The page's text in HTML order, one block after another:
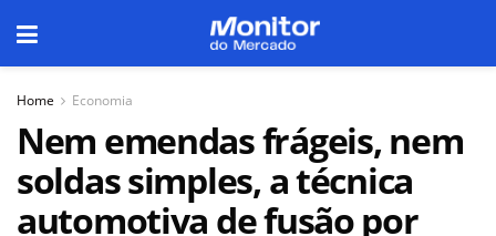
Home Economia
Nem emendas frágeis, nem
soldas simples, a técnica
automotiva de fusão por